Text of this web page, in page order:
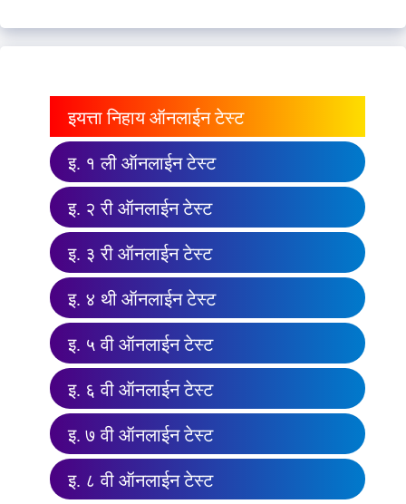
इयत्ता निहाय ऑनलाईन टेस्ट
इ. १ ली ऑनलाईन टेस्ट
इ. २ री ऑनलाईन टेस्ट
इ. ३ री ऑनलाईन टेस्ट
इ. ४ थी ऑनलाईन टेस्ट
इ. ५ वी ऑनलाईन टेस्ट
इ. ६ वी ऑनलाईन टेस्ट
इ. ७ वी ऑनलाईन टेस्ट
इ. ८ वी ऑनलाईन टेस्ट